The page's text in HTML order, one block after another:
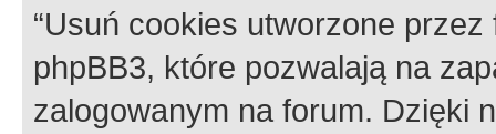
“Usuń cookies utworzone
phpBB3, które pozwalają na
zalogowanym na forum. Dzięki